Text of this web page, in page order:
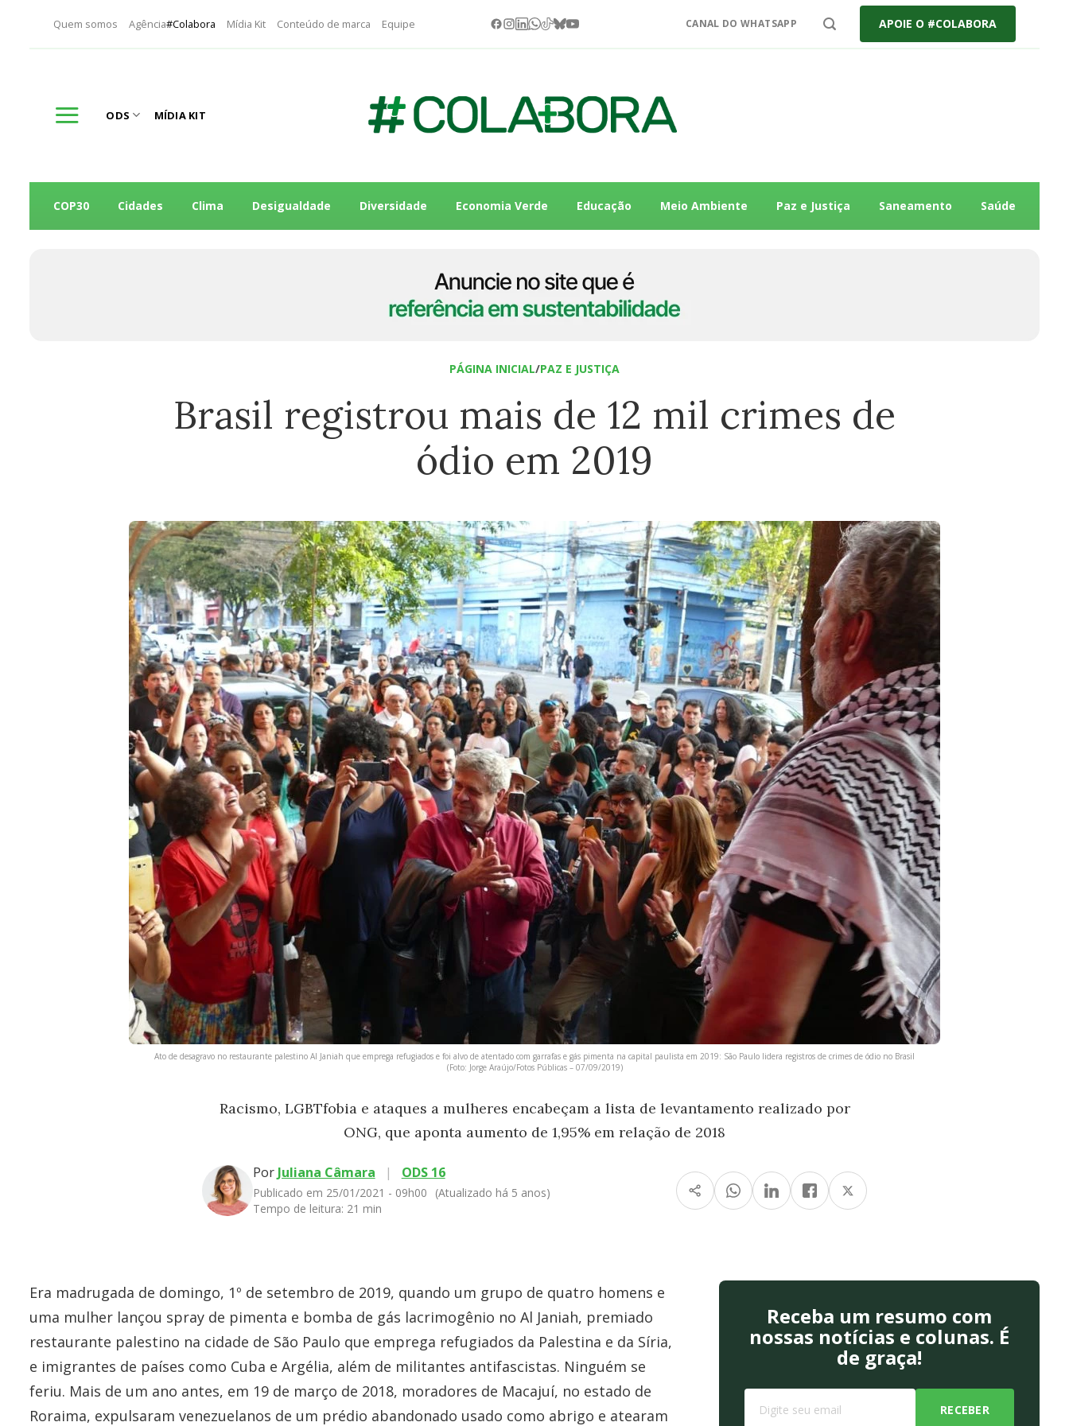
Quem somos Agência#Colabora Mídia Kit Conteúdo de marca Equipe CANAL DO WHATSAPP APOIE O #COLABORA
ODS MÍDIA KIT
COP30 Cidades Clima Desigualdade Diversidade Economia Verde Educação Meio Ambiente Paz e Justiça Saneamento Saúde
PÁGINA INICIAL/PAZ E JUSTIÇA
Brasil registrou mais de 12 mil crimes de
ódio em 2019
Ato de desagravo no restaurante palestino Al Janiah que emprega refugiados e foi alvo de atentado com garrafas e gás pimenta na capital paulista em 2019: São Paulo lidera registros de crimes de ódio no Brasil
(Foto: Jorge Araújo/Fotos Públicas – 07/09/2019)
Racismo, LGBTfobia e ataques a mulheres encabeçam a lista de levantamento realizado por
ONG, que aponta aumento de 1,95% em relação de 2018
Por Juliana Câmara | ODS 16
Publicado em 25/01/2021 - 09h00
(Atualizado há 5 anos)
Tempo de leitura: 21 min
Era madrugada de domingo, 1º de setembro de 2019, quando um grupo de quatro homens e
uma mulher lançou spray de pimenta e bomba de gás lacrimogênio no Al Janiah, premiado
restaurante palestino na cidade de São Paulo que emprega refugiados da Palestina e da Síria,
e imigrantes de países como Cuba e Argélia, além de militantes antifascistas. Ninguém se
feriu. Mais de um ano antes, em 19 de março de 2018, moradores de Macajuí, no estado de
Roraima, expulsaram venezuelanos de um prédio abandonado usado como abrigo e atearam
Receba um resumo com
nossas notícias e colunas. É
de graça!